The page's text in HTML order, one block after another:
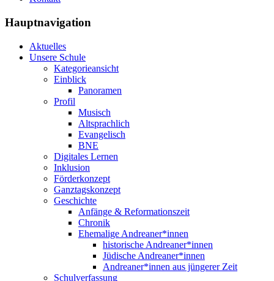
Hauptnavigation
Aktuelles
Unsere Schule
Kategorieansicht
Einblick
Panoramen
Profil
Musisch
Altsprachlich
Evangelisch
BNE
Digitales Lernen
Inklusion
Förderkonzept
Ganztagskonzept
Geschichte
Anfänge & Reformationszeit
Chronik
Ehemalige Andreaner*innen
historische Andreaner*innen
Jüdische Andreaner*innen
Andreaner*innen aus jüngerer Zeit
Schulverfassung